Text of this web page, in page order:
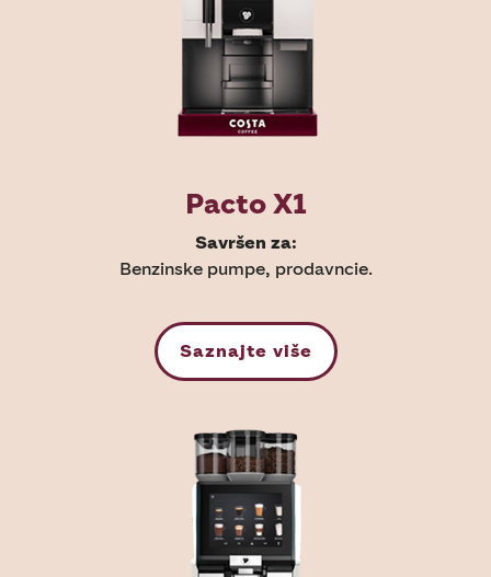
Pacto X1
Savršen za:
Benzinske pumpe, prodavncie.
Saznajte više